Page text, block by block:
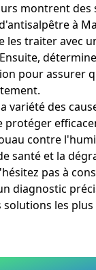
montrent des
à
les traiter avec
pour assurer
variété des
protéger
contre
santé et la
pas à
diagnostic
les